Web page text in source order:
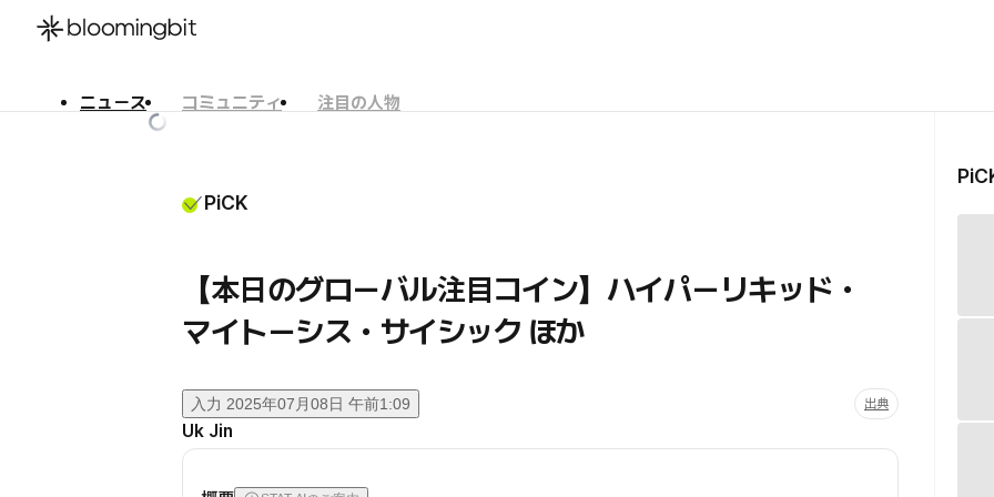
ニュース コミュニティ
注目の人物
PiCK
【本日のグローバル注目コイン】ハイパーリキッド・
マイトーシス・サイシック ほか
入力 2025年07月08日 午前1:09 出典
Uk Jin